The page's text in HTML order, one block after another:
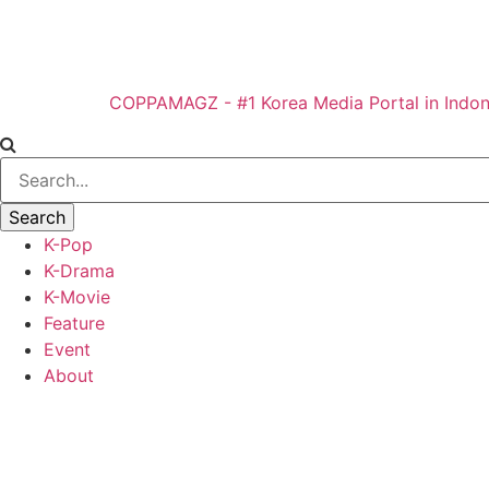
COPPAMAGZ - #1 Korea Media Portal in
K-Pop
K-Drama
K-Movie
Feature
Event
About